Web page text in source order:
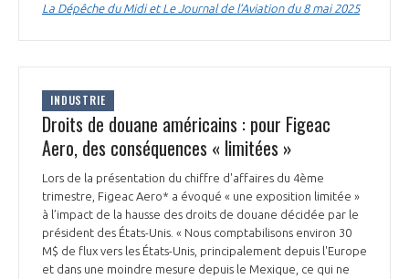
MÉDIATION ET CHARTE D’ENGAGEMENT SUR LES RELATIONS ENTRE
PRENDRE CONTACT AVEC LE MÉDIATEUR DE LA FILIÈRE
CHIFFRES CLÉS
LES ENJEUX
COMPÉTITIVITÉ
EMPLOI & FORMATION
ENVIRONNEMENT
LES PUBLICATIONS
DOCUMENTS & BROCHURES
RAPPORTS D'ACTIVITÉS
La Dépêche du Midi et Le Journal de l’Aviation du 8 mai 2025
INDUSTRIE
Droits de douane américains : pour Figeac
Aero, des conséquences « limitées »
Lors de la présentation du chiffre d'affaires du 4ème
trimestre, Figeac Aero* a évoqué « une exposition limitée »
à l’impact de la hausse des droits de douane décidée par le
président des États-Unis. « Nous comptabilisons environ 30
M$ de flux vers les États-Unis, principalement depuis l'Europe
et dans une moindre mesure depuis le Mexique, ce qui ne